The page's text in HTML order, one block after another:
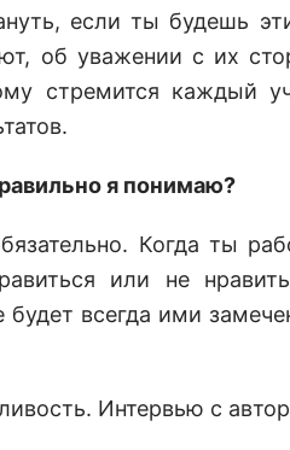
если ты будешь
об уважении с их
стремится каждый
я понимаю?
Когда ты
или не
всегда ими